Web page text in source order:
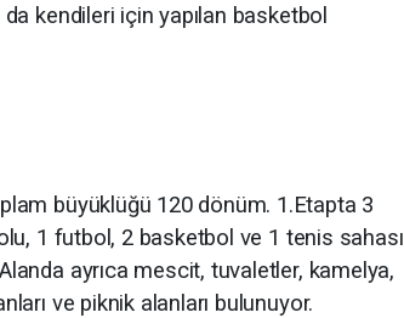
kendileri için yapılan basketbol
büyüklüğü 120 dönüm. 1.Etapta 3
1 futbol, 2 basketbol ve 1 tenis sahası
ayrıca mescit, tuvaletler, kamelya,
ve piknik alanları bulunuyor.